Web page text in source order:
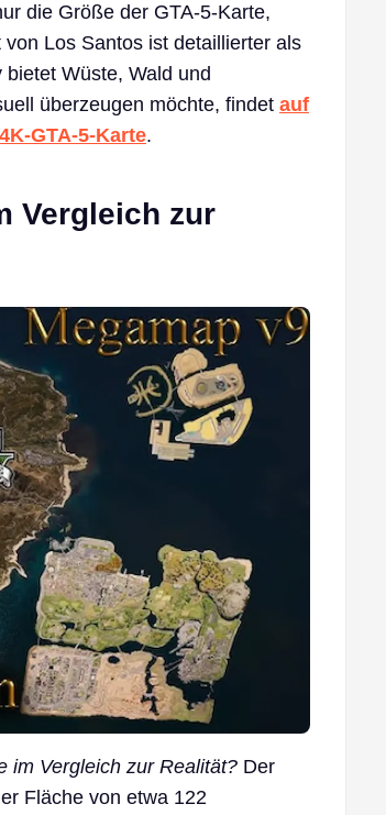
die Größe der GTA-5-Karte,
Los Santos ist detaillierter als
Wüste, Wald und
überzeugen möchte, findet auf
GTA-5-Karte.
Vergleich zur
im Vergleich zur Realität? Der
Fläche von etwa 122